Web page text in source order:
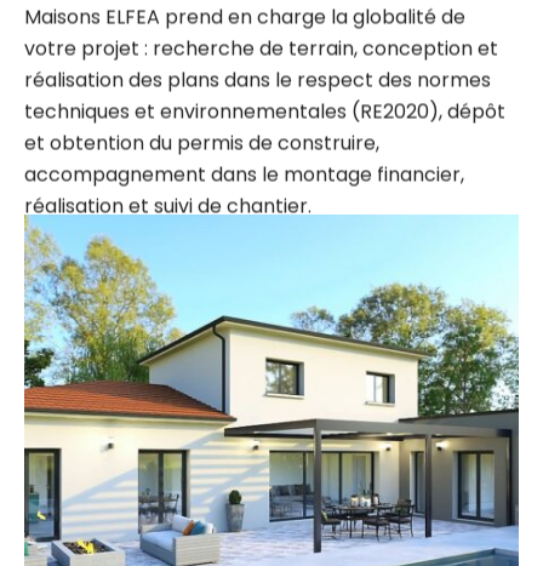
votre projet : recherche de terrain, conception et
réalisation des plans dans le respect des normes
techniques et environnementales (RE2020), dépôt
et obtention du permis de construire,
accompagnement dans le montage financier,
réalisation et suivi de chantier.